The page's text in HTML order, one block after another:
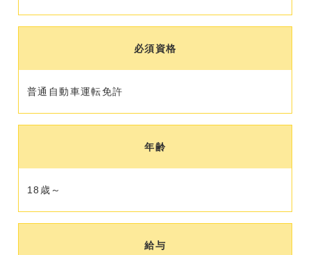
必須資格
普通自動車運転免許
年齢
18歳～
給与